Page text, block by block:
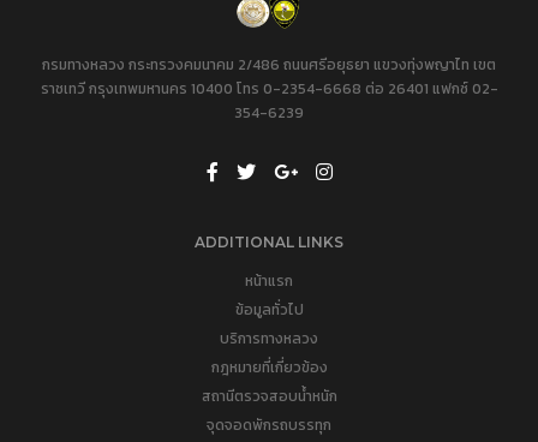
กรมทางหลวง กระทรวงคมนาคม 2/486 ถนนศรีอยุธยา แขวงทุ่งพญาไท เขต
ราชเทวี กรุงเทพมหานคร 10400 โทร 0-2354-6668 ต่อ 26401 แฟกซ์ 02-
354-6239
ADDITIONAL LINKS
หน้าแรก
ข้อมูลทั่วไป
บริการทางหลวง
กฎหมายที่เกี่ยวข้อง
สถานีตรวจสอบน้ำหนัก
จุดจอดพักรถบรรทุก